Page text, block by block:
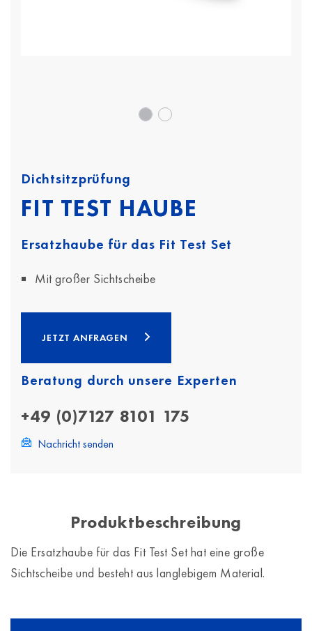
Dichtsitzprüfung
FIT TEST HAUBE
Ersatzhaube für das Fit Test Set
Mit großer Sichtscheibe
JETZT ANFRAGEN
Beratung durch unsere Experten
+49 (0)7127 8101 175
Nachricht senden
Produktbeschreibung
Die Ersatzhaube für das Fit Test Set hat eine große
Sichtscheibe und besteht aus langlebigem Material.